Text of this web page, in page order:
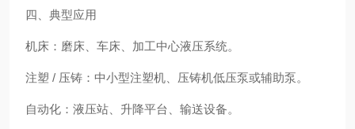
四、典型应用
机床：磨床、车床、加工中心液压系统。
注塑 / 压铸：中小型注塑机、压铸机低压泵或辅助泵。
自动化：液压站、升降平台、输送设备。